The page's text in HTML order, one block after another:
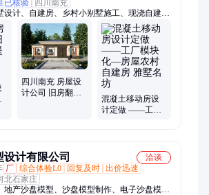
已核验
四川南充
设计、自建房、乡村小别墅施工、现浇自建房
四川南充 房屋设
计公司 旧房翻新
混凝土移动房设
计定做 ——工厂
计有限公司
洽谈
厂 综合体验L0 回复及时 出价迅速
北石家庄
地产沙盘模型、沙盘模型制作、电子沙盘模